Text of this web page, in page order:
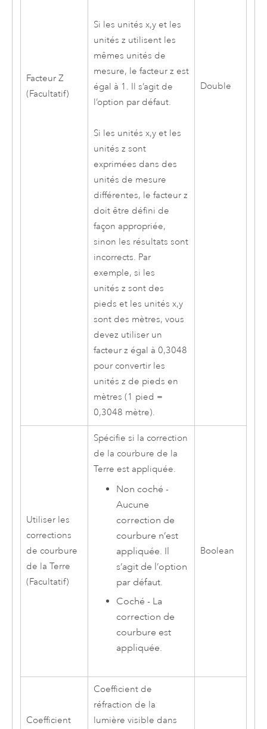
Facteur Z
(Facultatif)
Si les unités x,y et les
unités z utilisent les
mêmes unités de
mesure, le facteur z est
égal à 1. Il s’agit de
l’option par défaut.
Si les unités x,y et les
unités z sont
exprimées dans des
unités de mesure
différentes, le facteur z
doit être défini de
façon appropriée,
sinon les résultats sont
incorrects. Par
exemple, si les
unités z sont des
pieds et les unités x,y
sont des mètres, vous
devez utiliser un
facteur z égal à 0,3048
pour convertir les
unités z de pieds en
mètres (1 pied =
0,3048 mètre).
Double
Utiliser les
corrections
de courbure
de la Terre
(Facultatif)
Spécifie si la correction
de la courbure de la
Terre est appliquée.
Non coché -
Aucune
correction de
courbure n’est
appliquée. Il
s’agit de l’option
par défaut.
Coché - La
correction de
courbure est
appliquée.
Boolean
Coefficient
Coefficient de
réfraction de la
lumière visible dans